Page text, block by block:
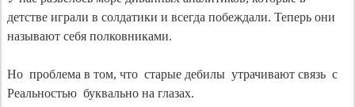
детстве играли в солдатики и всегда побеждали. Теперь они
называют себя полковниками.
Но  проблема в том, что  старые дебилы  утрачивают связь  с
Реальностью  буквально на глазах.